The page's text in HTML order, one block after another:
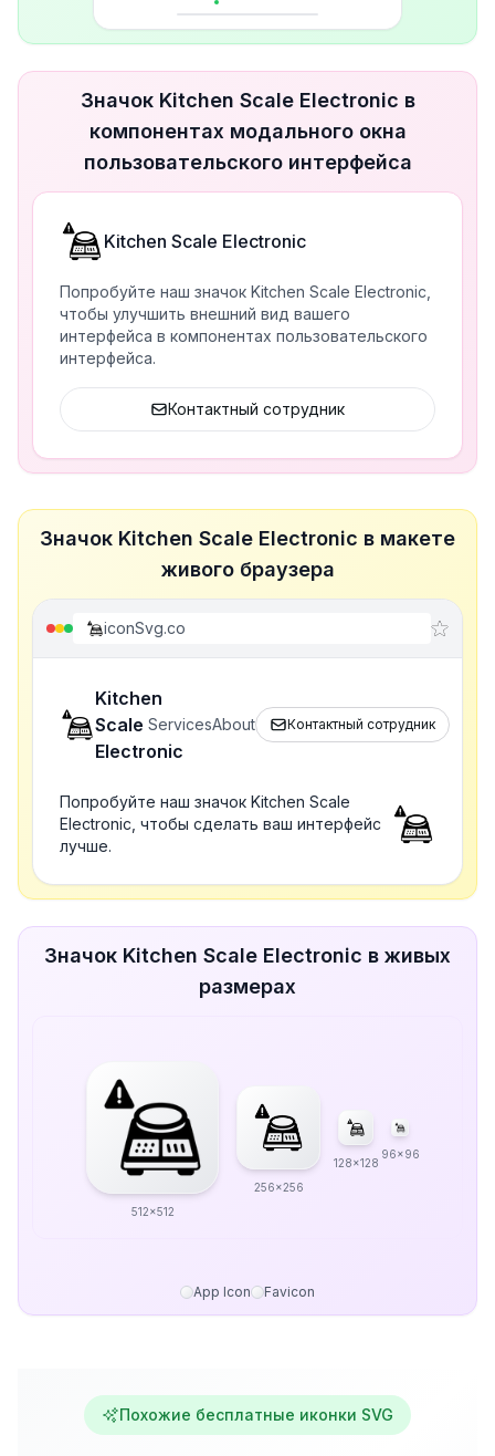
Значок Kitchen Scale Electronic в
компонентах модального окна
пользовательского интерфейса
Kitchen Scale Electronic
Попробуйте наш значок Kitchen Scale Electronic,
чтобы улучшить внешний вид вашего
интерфейса в компонентах пользовательского
интерфейса.
Контактный сотрудник
Значок Kitchen Scale Electronic в макете
живого браузера
iconSvg.co
Kitchen
Scale
Electronic
ServicesAbout Контактный сотрудник
Попробуйте наш значок Kitchen Scale
Electronic, чтобы сделать ваш интерфейс
лучше.
Значок Kitchen Scale Electronic в живых
размерах
512x512
256x256
128x128
96x96
App Icon Favicon
Похожие бесплатные иконки SVG